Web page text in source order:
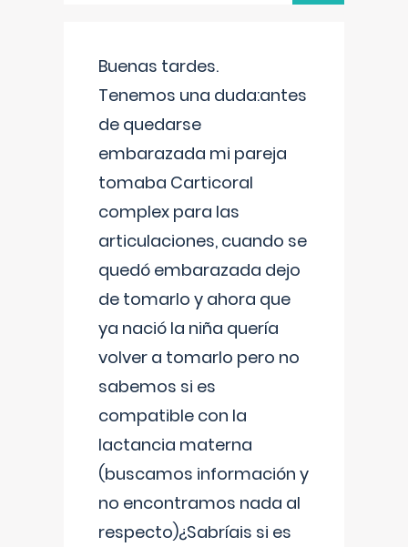
Buenas tardes.
Tenemos una duda:antes
de quedarse
embarazada mi pareja
tomaba Carticoral
complex para las
articulaciones, cuando se
quedó embarazada dejo
de tomarlo y ahora que
ya nació la niña quería
volver a tomarlo pero no
sabemos si es
compatible con la
lactancia materna
(buscamos información y
no encontramos nada al
respecto)¿Sabríais si es